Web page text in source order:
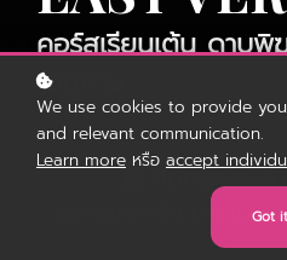
คอร์สเรียนเต้น ดาบพิ
เต้นง่าย
สมัครคอร์สนี้
(ปกติ
We use cookies to provide
and relevant communication.
Learn more หรือ accept
Got